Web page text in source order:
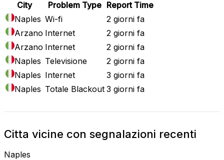
City Problem Type Report Time
Naples Wi-fi
2 giorni fa
Arzano Internet
2 giorni fa
Arzano Internet
2 giorni fa
Naples Televisione
2 giorni fa
Naples Internet
3 giorni fa
Naples Totale Blackout 3 giorni fa
Citta vicine con segnalazioni recenti
Naples